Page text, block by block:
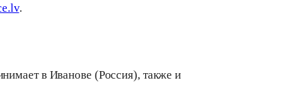
.
в Иванове (Россия), также и